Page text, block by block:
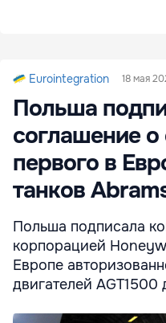
Eurointegration 18 мая
Польша
соглашение о
первого в
танков
Польша подписала
корпорацией
Европе
двигателей AGT1500